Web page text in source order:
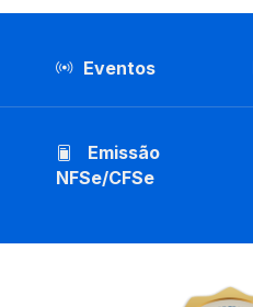
Eventos
Emissão
NFSe/CFSe